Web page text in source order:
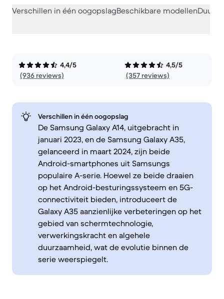
Verschillen in één oogopslagBeschikbare modellen
4,4/5
(936 reviews)
4,5/5
(357 reviews)
Verschillen in één oogopslag
De Samsung Galaxy A14, uitgebracht in
januari 2023, en de Samsung Galaxy A35,
gelanceerd in maart 2024, zijn beide
Android-smartphones uit Samsungs
populaire A-serie. Hoewel ze beide draaien
op het Android-besturingssysteem en 5G-
connectiviteit bieden, introduceert de
Galaxy A35 aanzienlijke verbeteringen op het
gebied van schermtechnologie,
verwerkingskracht en algehele
duurzaamheid, wat de evolutie binnen de
serie weerspiegelt.